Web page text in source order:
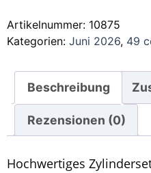
für
49cc
Menge
Artikelnummer: 10875
Kategorien: Juni 2026, 49
Beschreibung
Rezensionen (0)
Hochwertiges